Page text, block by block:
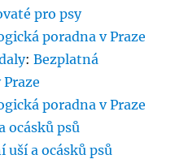
pro psy
poradna v Praze
:Bezplatná
poradna v Praze
ocásků psů
uší a ocásků psů